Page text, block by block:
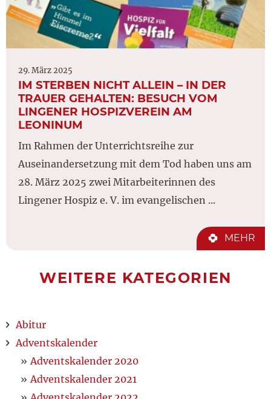
29. März 2025
IM STERBEN NICHT ALLEIN – IN DER
TRAUER GEHALTEN: BESUCH VOM
LINGENER HOSPIZVEREIN AM
LEONINUM
Im Rahmen der Unterrichtsreihe zur
Auseinandersetzung mit dem Tod haben uns am
28. März 2025 zwei Mitarbeiterinnen des
Lingener Hospiz e. V. im evangelischen ...
MEHR
WEITERE KATEGORIEN
Abitur
Adventskalender
Adventskalender 2020
Adventskalender 2021